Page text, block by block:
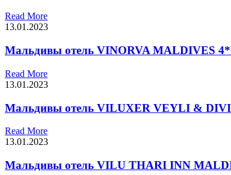
Read More
13.01.2023
Мальдивы отель VINORVA MALDIVES 4*
Read More
13.01.2023
Мальдивы отель VILUXER VEYLI &
Read More
13.01.2023
Мальдивы отель VILU THARI INN